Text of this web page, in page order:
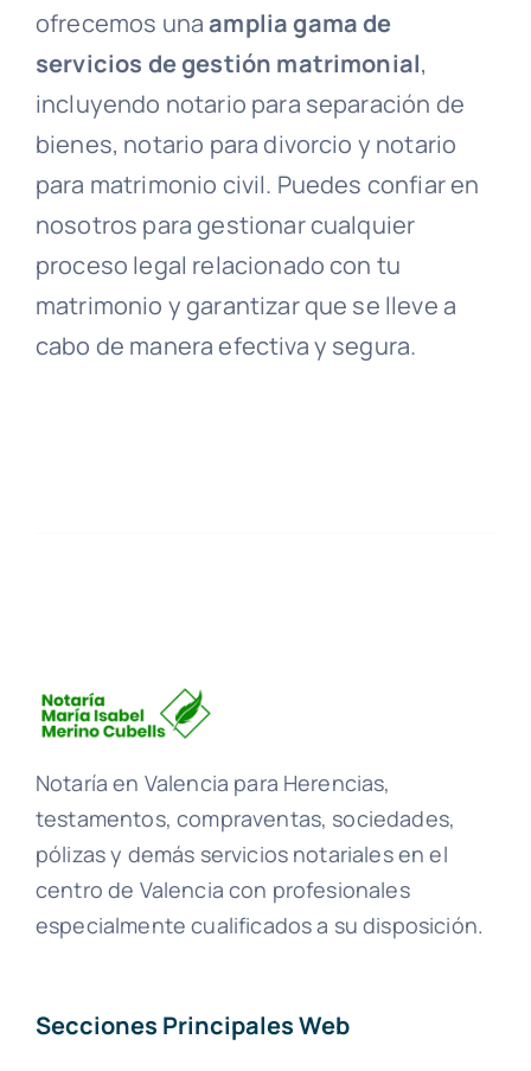
ofrecemos unaamplia gama de
servicios de gestión matrimonial,
incluyendo notario para separación de
bienes, notario para divorcio y notario
para matrimonio civil. Puedes confiar en
nosotros para gestionar cualquier
proceso legal relacionado con tu
matrimonio y garantizar que se lleve a
cabo de manera efectiva y segura.
Notaría en Valencia para Herencias,
testamentos, compraventas, sociedades,
pólizas y demás servicios notariales en el
centro de Valencia con profesionales
especialmente cualificados a su disposición.
Secciones Principales Web